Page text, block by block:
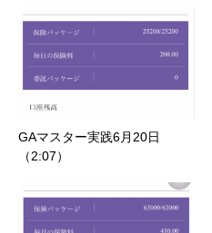
GAマスター実践6月20日
（2:07）